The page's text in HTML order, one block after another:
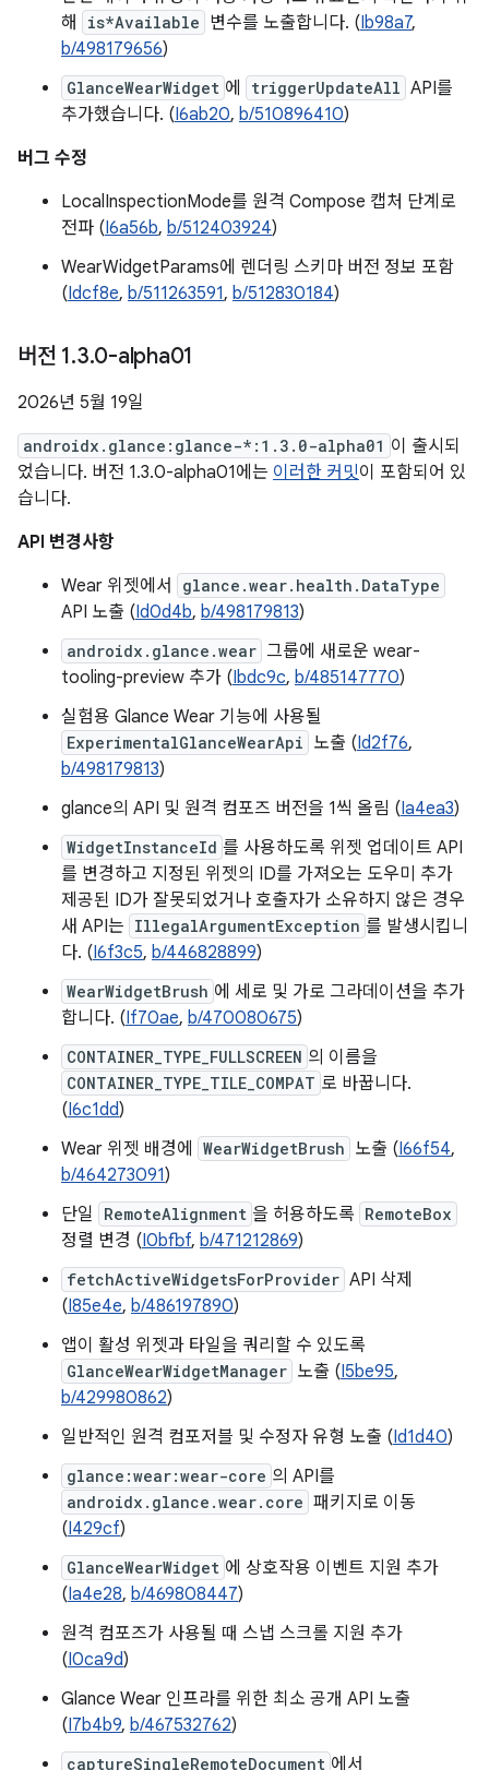
해
is*Available 변수를 노출합니다. (Ib98a7,
b/498179656)
GlanceWearWidget 에 triggerUpdateAll API를
추가했습니다. (I6ab20, b/510896410)
버그 수정
LocalInspectionMode를 원격 Compose 캡처 단계로
전파 (I6a56b, b/512403924)
WearWidgetParams에 렌더링 스키마 버전 정보 포함
(Idcf8e, b/511263591, b/512830184)
버전 1.3.0-alpha01
2026년 5월 19일
androidx.glance:glance-*:1.3.0-alpha01 이 출시되
었습니다. 버전 1.3.0-alpha01에는 이러한 커밋이 포함되어 있
습니다.
API 변경사항
Wear 위젯에서
glance.wear.health.DataType
API 노출 (Id0d4b, b/498179813)
androidx.glance.wear 그룹에 새로운 wear-
tooling-preview 추가 (Ibdc9c, b/485147770)
실험용 Glance Wear 기능에 사용될
ExperimentalGlanceWearApi 노출 (Id2f76,
b/498179813)
glance의 API 및 원격 컴포즈 버전을 1씩 올림 (Ia4ea3)
WidgetInstanceId 를 사용하도록 위젯 업데이트 API
를 변경하고 지정된 위젯의 ID를 가져오는 도우미 추가
제공된 ID가 잘못되었거나 호출자가 소유하지 않은 경우
새 API는 IllegalArgumentException 를 발생시킵니
다. (I6f3c5, b/446828899)
WearWidgetBrush 에 세로 및 가로 그라데이션을 추가
합니다. (If70ae, b/470080675)
CONTAINER_TYPE_FULLSCREEN 의 이름을
CONTAINER_TYPE_TILE_COMPAT 로 바꿉니다.
(I6c1dd)
Wear 위젯 배경에
WearWidgetBrush 노출 (I66f54,
b/464273091)
단일
RemoteAlignment 을 허용하도록 RemoteBox
정렬 변경 (I0bfbf, b/471212869)
fetchActiveWidgetsForProvider API 삭제
(I85e4e, b/486197890)
앱이 활성 위젯과 타일을 쿼리할 수 있도록
GlanceWearWidgetManager 노출 (I5be95,
b/429980862)
일반적인 원격 컴포저블 및 수정자 유형 노출 (Id1d40)
glance:wear:wear-core 의 API를
androidx.glance.wear.core 패키지로 이동
(I429cf)
GlanceWearWidget 에 상호작용 이벤트 지원 추가
(Ia4e28, b/469808447)
원격 컴포즈가 사용될 때 스냅 스크롤 지원 추가
(I0ca9d)
Glance Wear 인프라를 위한 최소 공개 API 노출
(I7b4b9, b/467532762)
captureSingleRemoteDocument 에서